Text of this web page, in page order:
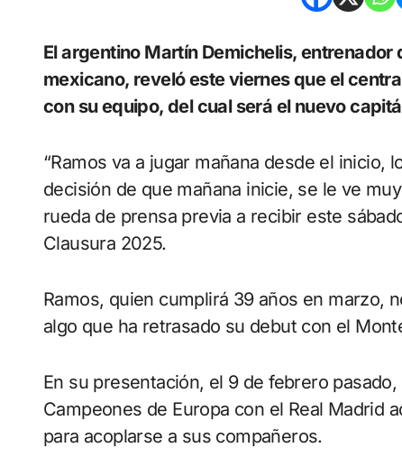
El argentino Martín Demichelis, entrenador de los Rayados del Monterrey del fútbol
mexicano, reveló este viernes que el
con su equipo, del cual será el nuevo
“Ramos va a jugar mañana desde el
decisión de que mañana inicie, se le ve
rueda de prensa previa a recibir este
Clausura 2025.
Ramos, quien cumplirá 39 años en marzo,
algo que ha retrasado su debut con el
En su presentación, el 9 de febrero
Campeones de Europa con el Real Madrid
para acoplarse a sus compañeros.